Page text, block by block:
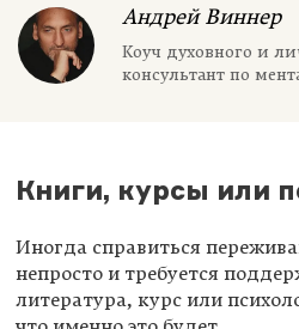
Андрей Виннер
Коуч духовного и
консультант по
Книги, курсы или
Иногда справиться
непросто и требуется
литература, курс или